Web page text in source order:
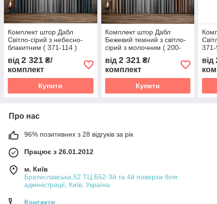
Комплект штор Дабл
Світло-сірий з небесно-
блакитним ( 371-114 )
від 2 321 ₴/
комплект
Купити
Комплект штор Дабл
Бежевий темний з світло-
сірий з молочним ( 200-
371 )
від 2 321₴/
комплект
Купити
від
Про нас
96% позитивних з 28 відгуків за рік
Працює з 26.01.2012
м. Київ
Братиславська,52 ТЦ Б52-3й та 4й поверхи біля
адміністрації, Київ, Україна
Контакти